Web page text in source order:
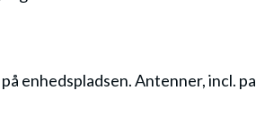
enhedspladsen. Antenner, incl.